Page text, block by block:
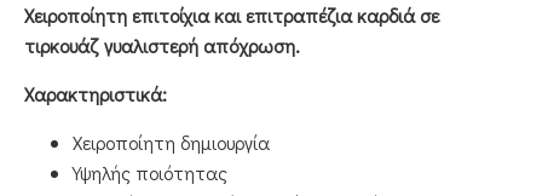
Χειροποίητη επιτοίχια και επιτραπέζια καρδιά σε
τιρκουάζ γυαλιστερή απόχρωση.
Χαρακτηριστικά:
Χειροποίητη δημιουργία
Υψηλής ποιότητας